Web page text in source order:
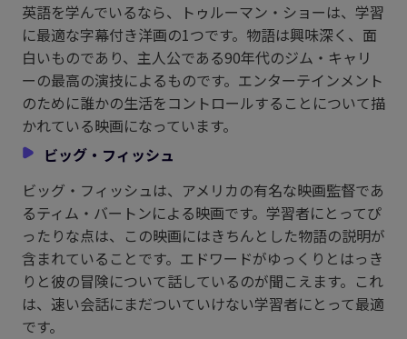
英語を学んでいるなら、トゥルーマン・ショーは、学習
に最適な字幕付き洋画の1つです。物語は興味深く、面
白いものであり、主人公である90年代のジム・キャリ
ーの最高の演技によるものです。エンターテインメント
のために誰かの生活をコントロールすることについて描
かれている映画になっています。
ビッグ・フィッシュ
ビッグ・フィッシュは、アメリカの有名な映画監督であ
るティム・バートンによる映画です。学習者にとってぴ
ったりな点は、この映画にはきちんとした物語の説明が
含まれていることです。エドワードがゆっくりとはっき
りと彼の冒険について話しているのが聞こえます。これ
は、速い会話にまだついていけない学習者にとって最適
です。